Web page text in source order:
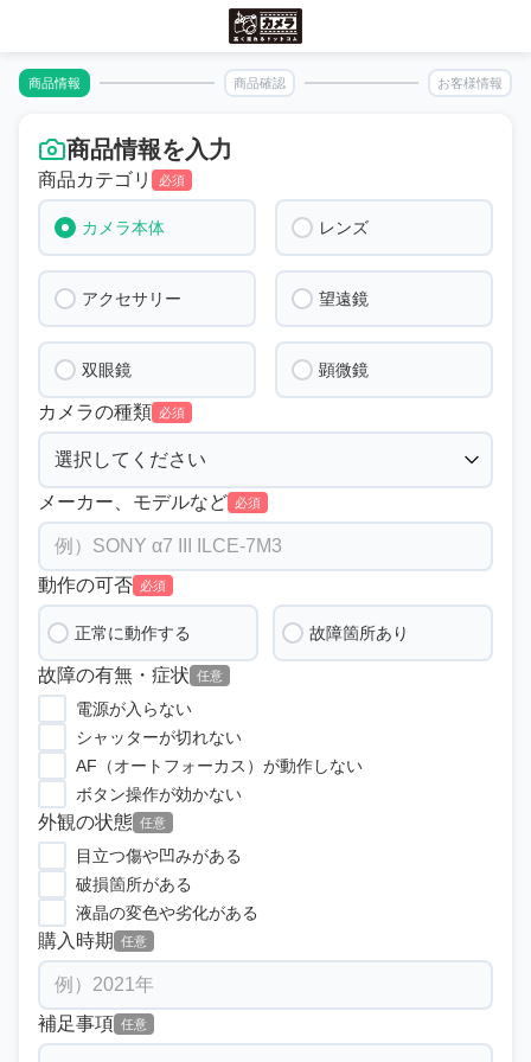
商品情報 商品確認 お客様情報
商品情報を入力
商品カテゴリ 必須
カメラ本体 レンズ
アクセサリー 望遠鏡
双眼鏡 顕微鏡
カメラの種類 必須
メーカー、モデルなど 必須
動作の可否 必須
正常に動作する 故障箇所あり
故障の有無・症状 任意
電源が入らない
シャッターが切れない
AF（オートフォーカス）が動作しない
ボタン操作が効かない
外観の状態 任意
目立つ傷や凹みがある
破損箇所がある
液晶の変色や劣化がある
購入時期 任意
補足事項 任意